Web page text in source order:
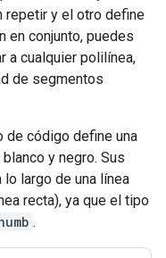
y el otro define
en conjunto, puedes
a cualquier polilínea,
de segmentos
de código define una
y negro. Sus
largo de una línea
recta), ya que el tipo
.